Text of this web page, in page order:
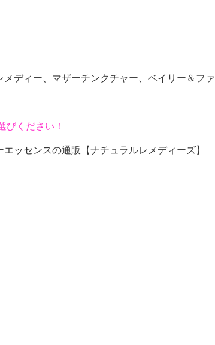
ディー、マザーチンクチャー、ベイリー＆ファ
びください！
ッセンスの通販【ナチュラルレメディーズ】